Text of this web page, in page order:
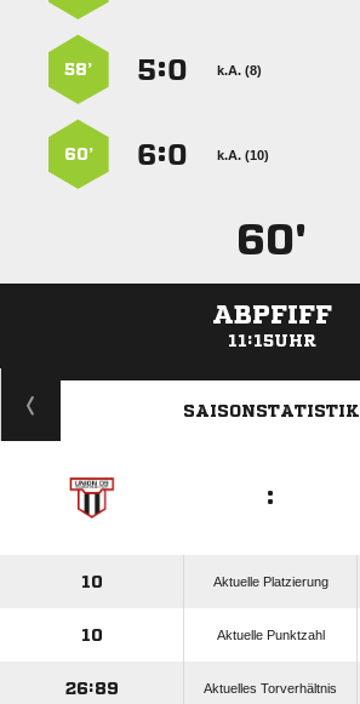
k.A. (8)
:
58’
k.A. (10)
:
60’
60'
ABPFIFF
11:15UHR
ANZEIGE
SAISONSTATISTIK
:
10 Aktuelle Platzierung
10 Aktuelle Punktzahl
26:89 Aktuelles Torverhältnis